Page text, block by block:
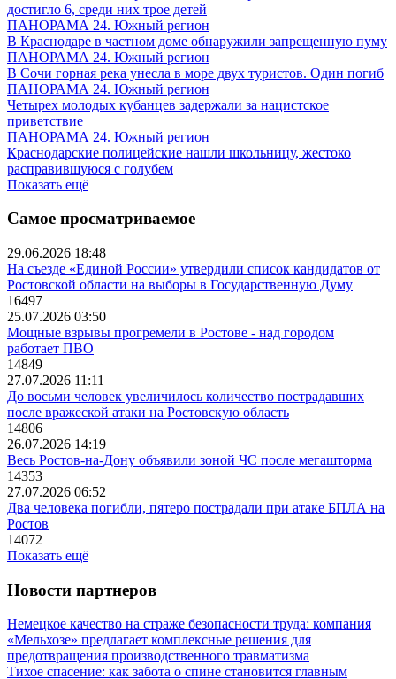
достигло 6, среди них трое детей
ПАНОРАМА 24. Южный регион
В Краснодаре в частном доме обнаружили запрещенную пуму
ПАНОРАМА 24. Южный регион
В Сочи горная река унесла в море двух туристов. Один погиб
ПАНОРАМА 24. Южный регион
Четырех молодых кубанцев задержали за нацистское
приветствие
ПАНОРАМА 24. Южный регион
Краснодарские полицейские нашли школьницу, жестоко
расправившуюся с голубем
Показать ещё
Самое просматриваемое
29.06.2026 18:48
На съезде «Единой России» утвердили список кандидатов от
Ростовской области на выборы в Государственную Думу
16497
25.07.2026 03:50
Мощные взрывы прогремели в Ростове - над городом
работает ПВО
14849
27.07.2026 11:11
До восьми человек увеличилось количество пострадавших
после вражеской атаки на Ростовскую область
14806
26.07.2026 14:19
Весь Ростов-на-Дону объявили зоной ЧС после мегашторма
14353
27.07.2026 06:52
Два человека погибли, пятеро пострадали при атаке БПЛА на
Ростов
14072
Показать ещё
Новости партнеров
Немецкое качество на страже безопасности труда: компания
«Мельхозе» предлагает комплексные решения для
предотвращения производственного травматизма
Тихое спасение: как забота о спине становится главным